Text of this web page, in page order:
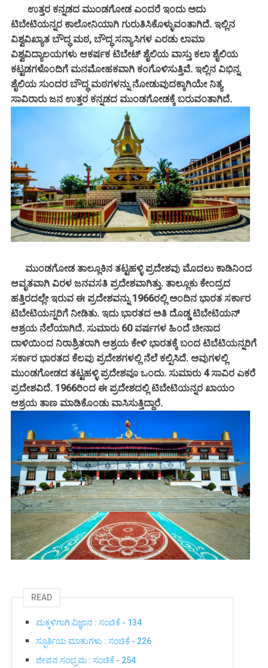
ಉತ್ತರ ಕನ್ನಡದ ಮುಂಡಗೋಡ ಎಂದರೆ ಇಂದು ಅದು
ಟಿಬೇಟಿಯನ್ನರ ಕಾಲೋನಿಯಾಗಿ ಗುರುತಿಸಿಕೊಳ್ಳುವಂತಾಗಿದೆ. ಇಲ್ಲಿನ
ವಿಶ್ವವಿಖ್ಯಾತ ಬೌದ್ಧ ಮಠ, ಬೌದ್ಧ ಸನ್ಯಾಸಿಗಳ ಎರಡು ಲಾಮಾ
ವಿಶ್ವವಿದ್ಯಾಲಯಗಳು ಆಕರ್ಷಕ ಟಿಬೇಟ್ ಶೈಲಿಯ ವಾಸ್ತು ಕಲಾ ಶೈಲಿಯ
ಕಟ್ಟಡಗಳೊಂದಿಗೆ ಮನಮೋಹಕವಾಗಿ ಕಂಗೊಳಿಸುತ್ತಿವೆ. ಇಲ್ಲಿನ ವಿಭಿನ್ನ
ಶೈಲಿಯ ಸುಂದರ ಬೌದ್ಧ ಮಠಗಳನ್ನು ನೋಡುವುದಕ್ಕಾಗಿಯೇ ನಿತ್ಯ
ಸಾವಿರಾರು ಜನ ಉತ್ತರ ಕನ್ನಡದ ಮುಂಡಗೋಡಕ್ಕೆ ಬರುವಂತಾಗಿದೆ.
ಮುಂಡಗೋಡ ತಾಲ್ಲೂಕಿನ ತಟ್ಟಹಳ್ಳಿ ಪ್ರದೇಶವು ಮೊದಲು ಕಾಡಿನಿಂದ
ಆವೃತವಾಗಿ ವಿರಳ ಜನವಸತಿ ಪ್ರದೇಶವಾಗಿತ್ತು. ತಾಲ್ಲೂಕು ಕೇಂದ್ರದ
ಹತ್ತಿರದಲ್ಲೇ ಇರುವ ಈ ಪ್ರದೇಶವನ್ನು 1966ರಲ್ಲಿ ಅಂದಿನ ಭಾರತ ಸರ್ಕಾರ
ಟಿಬೇಟಿಯನ್ನರಿಗೆ ನೀಡಿತು. ಇದು ಭಾರತದ ಅತಿ ದೊಡ್ಡ ಟಿಬೇಟಿಯನ್
ಆಶ್ರಯ ನೆಲೆಯಾಗಿದೆ. ಸುಮಾರು 60 ವರ್ಷಗಳ ಹಿಂದೆ ಚೀನಾದ
ದಾಳಿಯಿಂದ ನಿರಾಶ್ರಿತರಾಗಿ ಆಶ್ರಯ ಕೇಳಿ ಭಾರತಕ್ಕೆ ಬಂದ ಟಿಬೆಟಿಯನ್ನರಿಗೆ
ಸರ್ಕಾರ ಭಾರತದ ಕೆಲವು ಪ್ರದೇಶಗಳಲ್ಲಿ ನೆಲೆ ಕಲ್ಪಿಸಿದೆ. ಅವುಗಳಲ್ಲಿ
ಮುಂಡಗೋಡದ ತಟ್ಟಹಳ್ಳಿ ಪ್ರದೇಶವೂ ಒಂದು. ಸುಮಾರು 4 ಸಾವಿರ ಎಕರೆ
ಪ್ರದೇಶವಿದೆ. 1966ರಿಂದ ಈ ಪ್ರದೇಶದಲ್ಲಿ ಟಿಬೇಟಿಯನ್ನರ ಖಾಯಂ
ಆಶ್ರಯ ತಾಣ ಮಾಡಿಕೊಂಡು ವಾಸಿಸುತ್ತಿದ್ದಾರೆ.
READ
ಮಕ್ಕಳಿಗಾಗಿ ವಿಜ್ಞಾನ : ಸಂಚಿಕೆ - 134
ಸ್ಫೂರ್ತಿಯ ಮಾತುಗಳು : ಸಂಚಿಕೆ - 226
ಜೀವನ ಸಂಭ್ರಮ : ಸಂಚಿಕೆ - 254